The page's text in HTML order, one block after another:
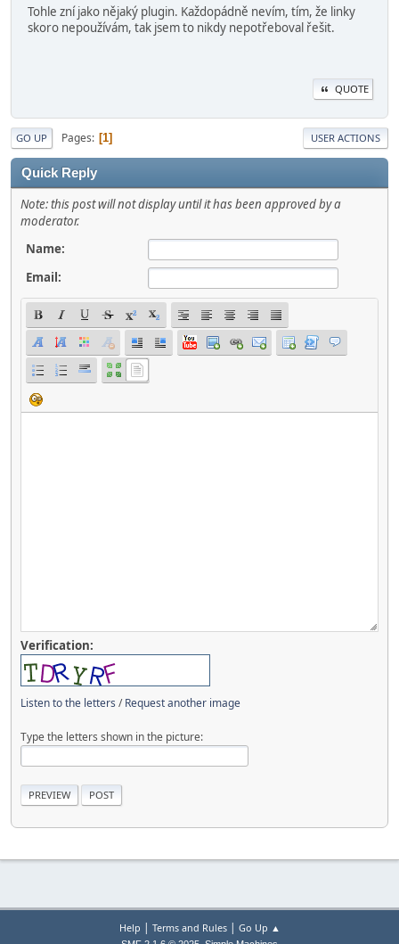
Tohle zní jako nějaký plugin. Každopádně nevím, tím, že linky
skoro nepoužívám, tak jsem to nikdy nepotřeboval řešit.
QUOTE
GO UP Pages 1 USER ACTIONS
Quick Reply
Note: this post will not display until it has been approved by a
moderator.
Name:
Email:
Verification:
Listen to the letters /Request another image
Type the letters shown in the picture:
Help | Terms and Rules| Go Up ▲